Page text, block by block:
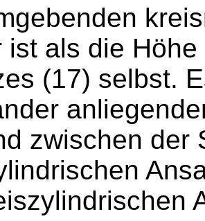
ist als die
(17) selbst.
zwischen der